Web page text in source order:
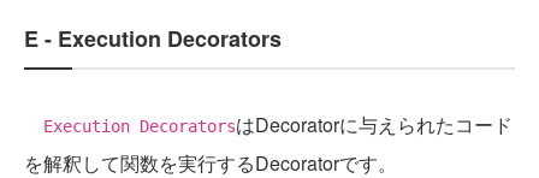
E - Execution Decorators
Execution DecoratorsはDecoratorに与えられたコード
を解釈して関数を実行するDecoratorです。